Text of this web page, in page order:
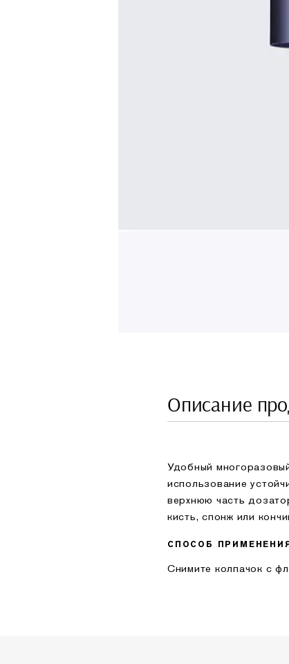
Описание
Удобный
использование
верхнюю часть
кисть, спонж или
СПОСОБ
Снимите колпачок с